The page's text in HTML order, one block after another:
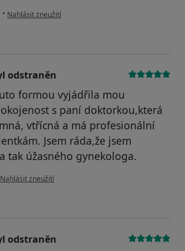
• podle názoru uživatele Váš účet byl odstraněn
Nahlásit zneužití
odstraněn
formou vyjádřila mou
s paní doktorkou,která
vtřícná a má profesionální
Jsem ráda,že jsem
tak úžasného gynekologa.
podle názoru uživatele Váš účet byl odstraněn
Nahlásit zneužití
odstraněn